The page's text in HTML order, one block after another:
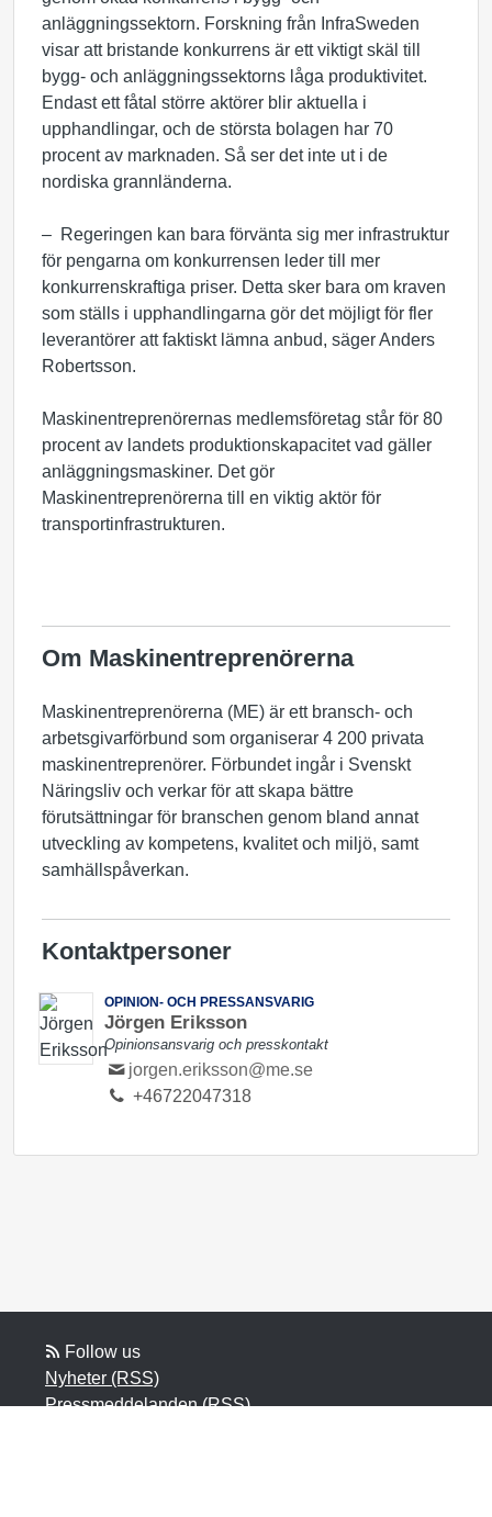
anläggningssektorn. Forskning från InfraSweden
visar att bristande konkurrens är ett viktigt skäl till
bygg- och anläggningssektorns låga produktivitet.
Endast ett fåtal större aktörer blir aktuella i
upphandlingar, och de största bolagen har 70
procent av marknaden. Så ser det inte ut i de
nordiska grannländerna.
– Regeringen kan bara förvänta sig mer infrastruktur
för pengarna om konkurrensen leder till mer
konkurrenskraftiga priser. Detta sker bara om kraven
som ställs i upphandlingarna gör det möjligt för fler
leverantörer att faktiskt lämna anbud, säger Anders
Robertsson.
Maskinentreprenörernas medlemsföretag står för 80
procent av landets produktionskapacitet vad gäller
anläggningsmaskiner. Det gör
Maskinentreprenörerna till en viktig aktör för
transportinfrastrukturen.
Om Maskinentreprenörerna
Maskinentreprenörerna (ME) är ett bransch- och
arbetsgivarförbund som organiserar 4 200 privata
maskinentreprenörer. Förbundet ingår i Svenskt
Näringsliv och verkar för att skapa bättre
förutsättningar för branschen genom bland annat
utveckling av kompetens, kvalitet och miljö, samt
samhällspåverkan.
Kontaktpersoner
OPINION- OCH PRESSANSVARIG
Jörgen Eriksson
Opinionsansvarig och presskontakt
jorgen.eriksson@me.se
+46722047318
Follow us
Nyheter (RSS)
Pressmeddelanden (RSS)